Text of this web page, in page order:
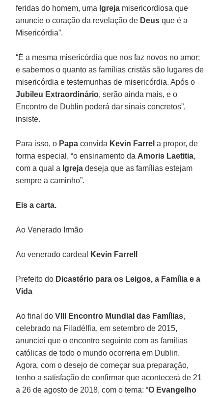
feridas do homem, uma Igreja misericordiosa que
anuncie o coração da revelação de Deus que é a
Misericórdia”.
“É a mesma misericórdia que nos faz novos no amor;
e sabemos o quanto as famílias cristãs são lugares de
misericórdia e testemunhas de misericórdia. Após o
Jubileu Extraordinário, serão ainda mais, e o
Encontro de Dublin poderá dar sinais concretos”,
insiste.
Para isso, o Papa convida Kevin Farrel a propor, de
forma especial, “o ensinamento da Amoris Laetitia,
com a qual a Igreja deseja que as famílias estejam
sempre a caminho”.
Eis a carta.
Ao Venerado Irmão
Ao venerado cardeal Kevin Farrell
Prefeito do Dicastério para os Leigos, a Família e a
Vida
Ao final doVIII Encontro Mundial das Famílias,
celebrado na Filadélfia, em setembro de 2015,
anunciei que o encontro seguinte com as famílias
católicas de todo o mundo ocorreria em Dublin.
Agora, com o desejo de começar sua preparação,
tenho a satisfação de confirmar que acontecerá de 21
a 26 de agosto de 2018, com o tema: “O Evangelho